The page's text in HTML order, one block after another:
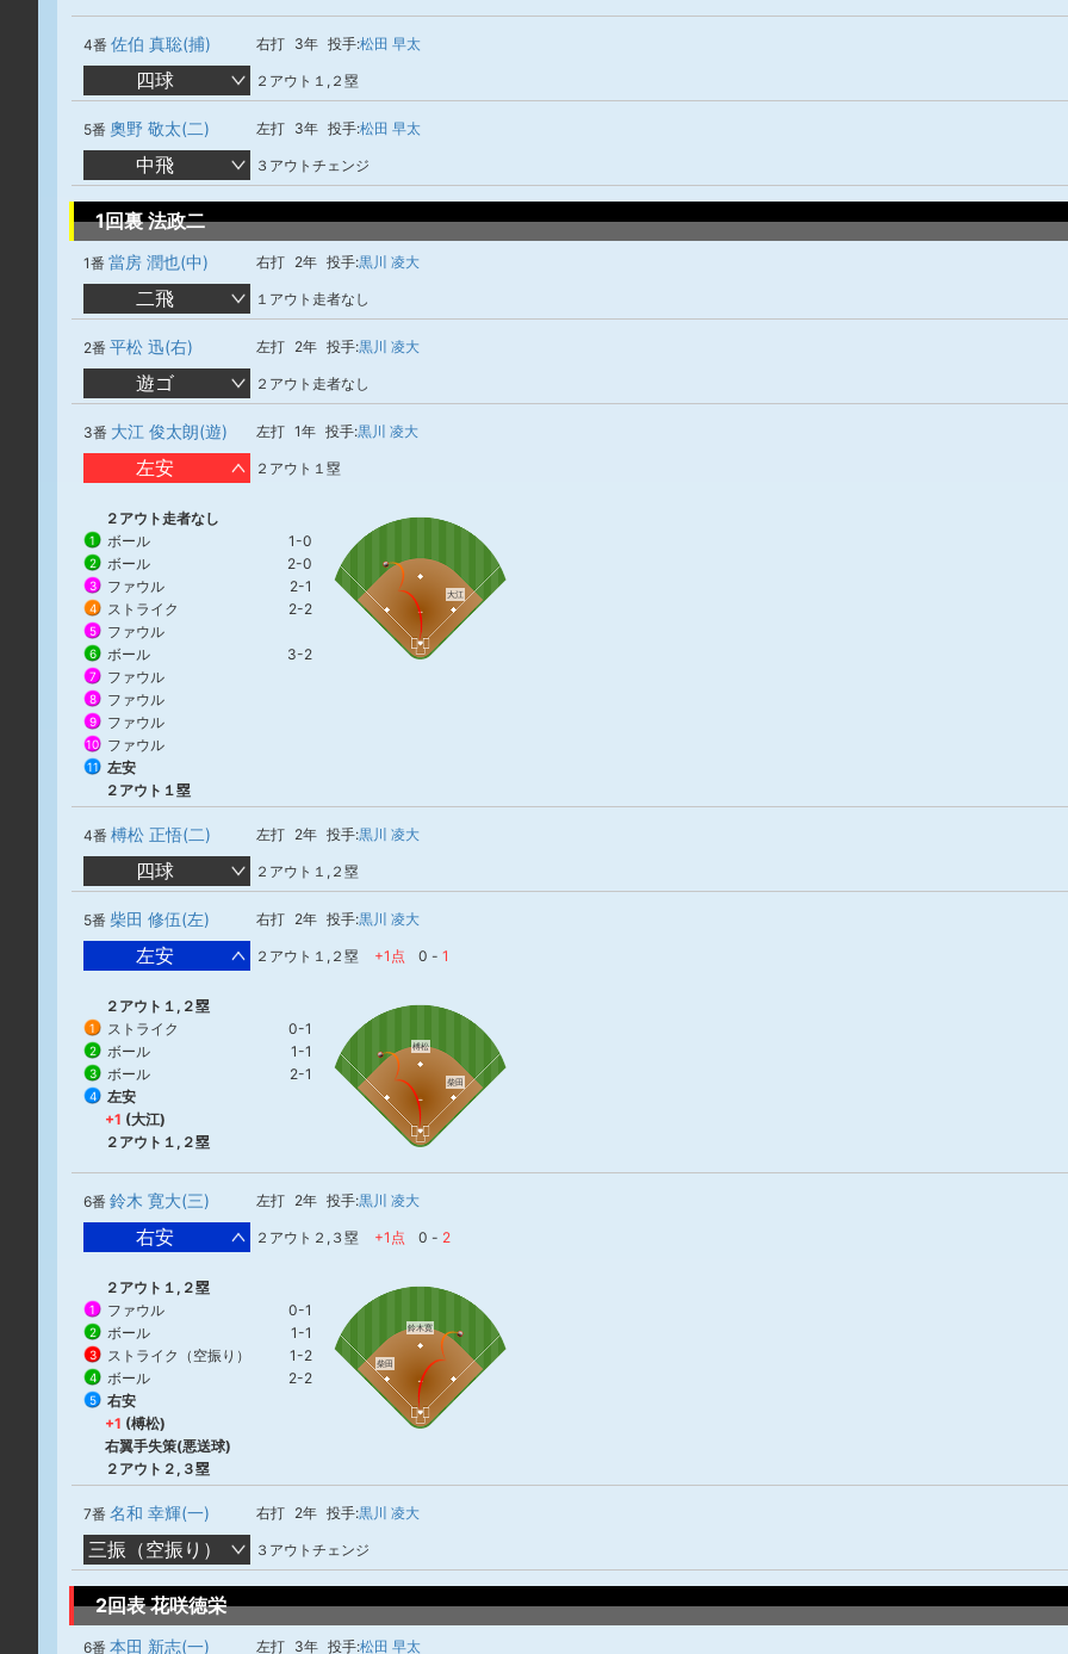
4番 佐伯 真聡(捕) 右打 3年 投手:松田 早太
四球 ２アウト１,２塁
5番 奧野 敬太(二) 左打 3年 投手:松田 早太
中飛 ３アウトチェンジ
1回裏 法政二
1番 當房 潤也(中) 右打 2年 投手:黒川 凌大
二飛 １アウト走者なし
2番 平松 迅(右) 左打 2年 投手:黒川 凌大
遊ゴ ２アウト走者なし
3番 大江 俊太朗(遊) 左打 1年 投手:黒川 凌大
左安 ２アウト１塁
２アウト走者なし
1 ボール 1-0
2 ボール 2-0
3 ファウル 2-1
4 ストライク 2-2
5 ファウル
6 ボール 3-2
7 ファウル
8 ファウル
9 ファウル
10 ファウル
11
左安
２アウト１塁
大江
4番 榑松 正悟(二) 左打 2年 投手:黒川 凌大
四球 ２アウト１,２塁
5番 柴田 修伍(左) 右打 2年 投手:黒川 凌大
左安 ２アウト１,２塁 +1点 0 - 1
２アウト１,２塁
1 ストライク 0-1
2 ボール 1-1
3 ボール 2-1
4
左安
+1 (大江)
２アウト１,２塁
榑松
柴田
6番 鈴木 寛大(三) 左打 2年 投手:黒川 凌大
右安 ２アウト２,３塁 +1点 0 - 2
２アウト１,２塁
1 ファウル 0-1
2 ボール 1-1
3 ストライク（空振り） 1-2
4 ボール 2-2
5
右安
+1 (榑松)
右翼手失策(悪送球)
２アウト２,３塁
柴田
鈴木寛
7番 名和 幸輝(一) 右打 2年 投手:黒川 凌大
三振（空振り） ３アウトチェンジ
2回表 花咲徳栄
6番 本田 新志(一) 左打 3年 投手:松田 早太